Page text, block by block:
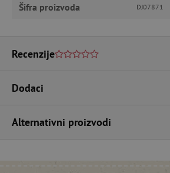
Šifra proizvoda DJ07871
Recenzije
Dodaci
Alternativni proizvodi
featureFlagIdentifier